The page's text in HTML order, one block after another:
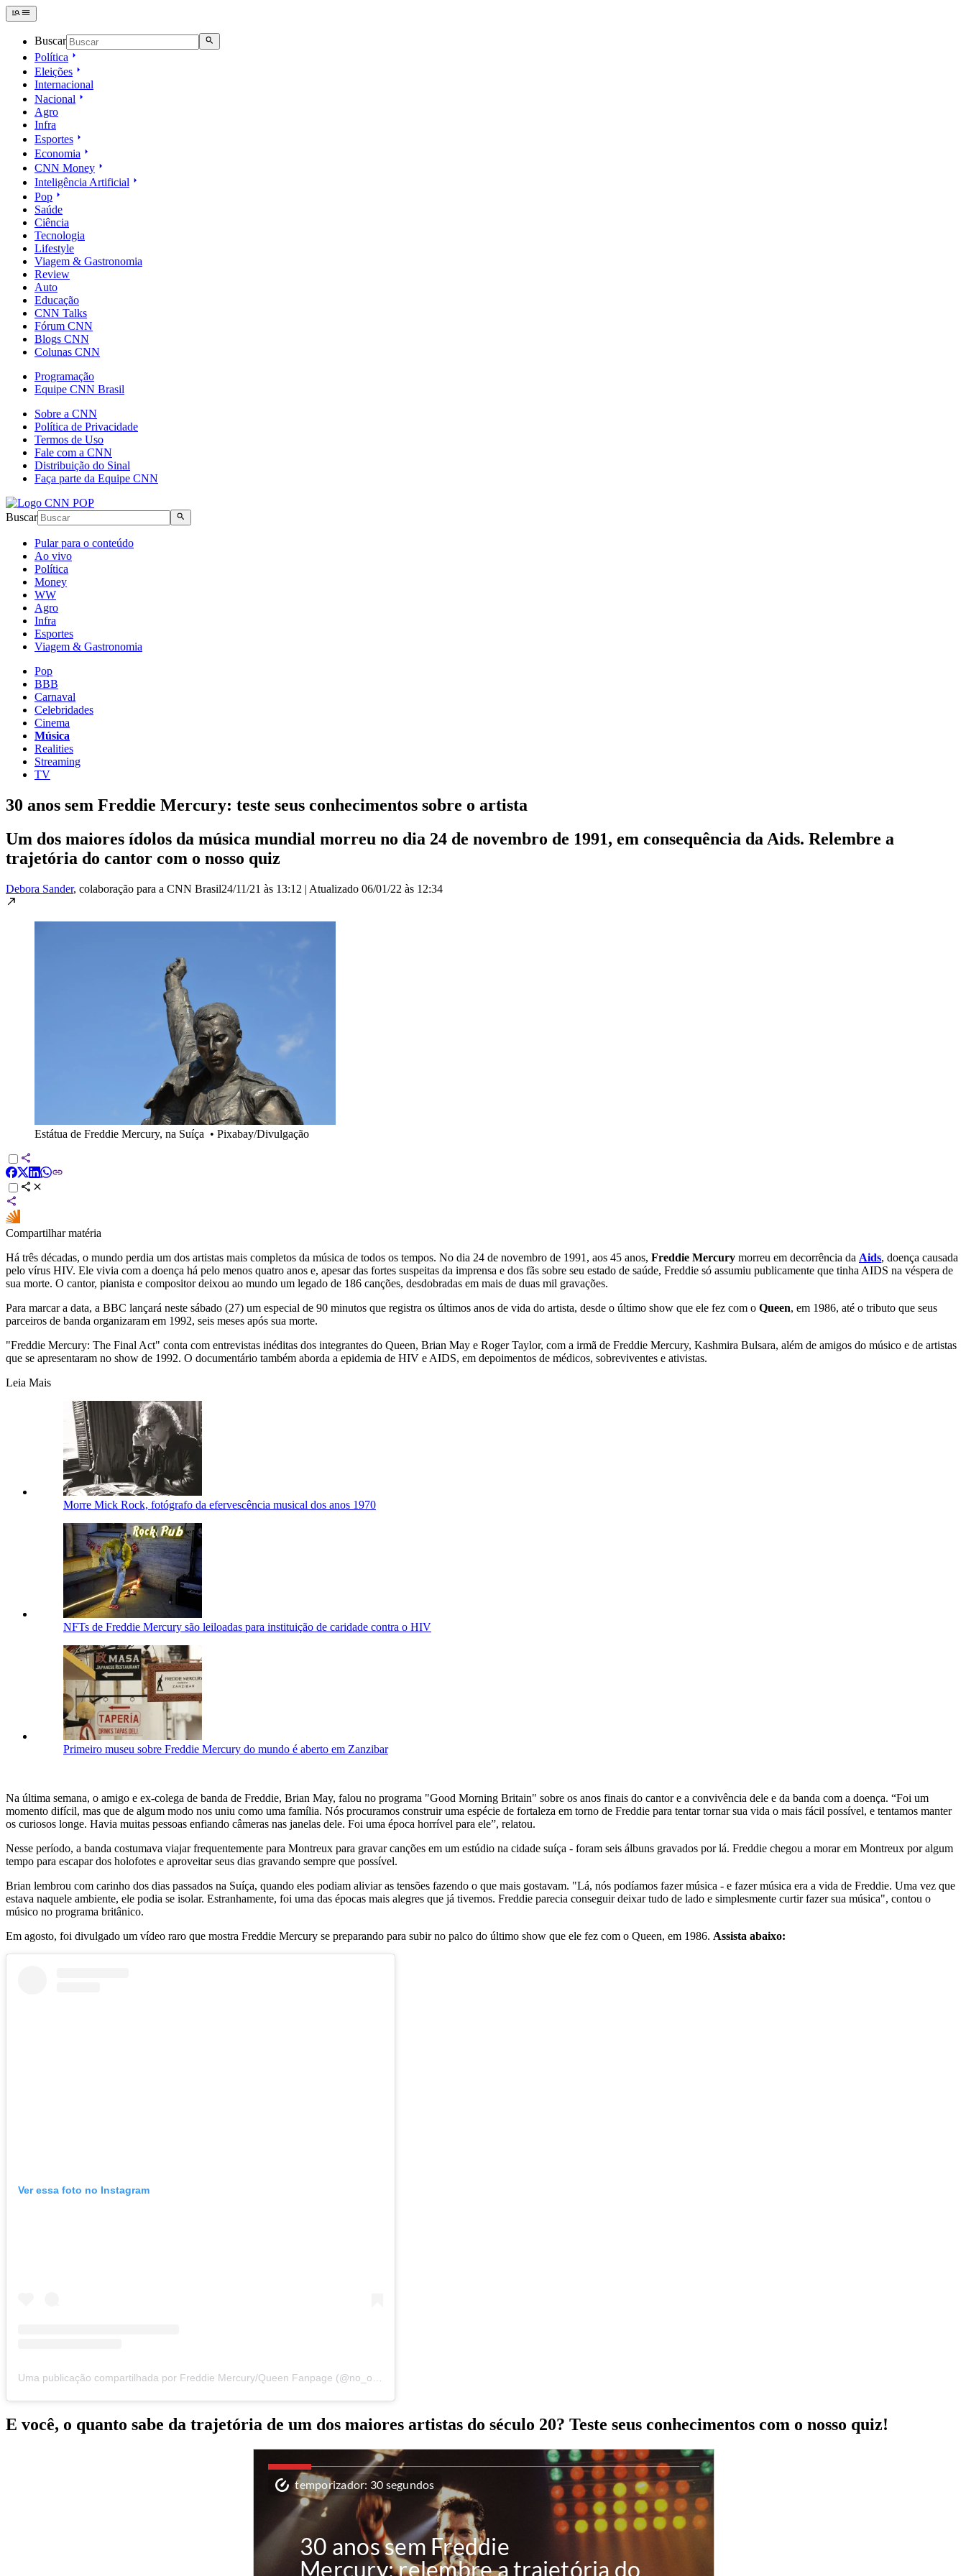
Buscar
Política
Eleições
Internacional
Nacional
Agro
Infra
Esportes
Economia
CNN Money
Inteligência Artificial
Pop
Saúde
Ciência
Tecnologia
Lifestyle
Viagem & Gastronomia
Review
Auto
Educação
CNN Talks
Fórum CNN
Blogs CNN
Colunas CNN
Programação
Equipe CNN Brasil
Sobre a CNN
Política de Privacidade
Termos de Uso
Fale com a CNN
Distribuição do Sinal
Faça parte da Equipe CNN
Buscar
Pular para o conteúdo
Ao vivo
Política
Money
WW
Agro
Infra
Esportes
Viagem & Gastronomia
Pop
BBB
Carnaval
Celebridades
Cinema
Música
Realities
Streaming
TV
30 anos sem Freddie Mercury: teste seus conhecimentos sobre o artista
Um dos maiores ídolos da música mundial morreu no dia 24 de novembro de 1991, em consequência da Aids. Relembre a
trajetória do cantor com o nosso quiz
Debora Sander, colaboração para a CNN Brasil24/11/21 às 13:12 | Atualizado 06/01/22 às 12:34
Estátua de Freddie Mercury, na Suíça • Pixabay/Divulgação
Compartilhar matéria
Há três décadas, o mundo perdia um dos artistas mais completos da música de todos os tempos. No dia 24 de novembro de 1991, aos 45 anos, Freddie Mercury morreu em decorrência da Aids, doença causada
pelo vírus HIV. Ele vivia com a doença há pelo menos quatro anos e, apesar das fortes suspeitas da imprensa e dos fãs sobre seu estado de saúde, Freddie só assumiu publicamente que tinha AIDS na véspera de
sua morte. O cantor, pianista e compositor deixou ao mundo um legado de 186 canções, desdobradas em mais de duas mil gravações.
Para marcar a data, a BBC lançará neste sábado (27) um especial de 90 minutos que registra os últimos anos de vida do artista, desde o último show que ele fez com o Queen, em 1986, até o tributo que seus
parceiros de banda organizaram em 1992, seis meses após sua morte.
"Freddie Mercury: The Final Act" conta com entrevistas inéditas dos integrantes do Queen, Brian May e Roger Taylor, com a irmã de Freddie Mercury, Kashmira Bulsara, além de amigos do músico e de artistas
que se apresentaram no show de 1992. O documentário também aborda a epidemia de HIV e AIDS, em depoimentos de médicos, sobreviventes e ativistas.
Leia Mais
Morre Mick Rock, fotógrafo da efervescência musical dos anos 1970
NFTs de Freddie Mercury são leiloadas para instituição de caridade contra o HIV
Primeiro museu sobre Freddie Mercury do mundo é aberto em Zanzibar
Na última semana, o amigo e ex-colega de banda de Freddie, Brian May, falou no programa "Good Morning Britain" sobre os anos finais do cantor e a convivência dele e da banda com a doença. “Foi um
momento difícil, mas que de algum modo nos uniu como uma família. Nós procuramos construir uma espécie de fortaleza em torno de Freddie para tentar tornar sua vida o mais fácil possível, e tentamos manter
os curiosos longe. Havia muitas pessoas enfiando câmeras nas janelas dele. Foi uma época horrível para ele”, relatou.
Nesse período, a banda costumava viajar frequentemente para Montreux para gravar canções em um estúdio na cidade suíça - foram seis álbuns gravados por lá. Freddie chegou a morar em Montreux por algum
tempo para escapar dos holofotes e aproveitar seus dias gravando sempre que possível.
Brian lembrou com carinho dos dias passados na Suíça, quando eles podiam aliviar as tensões fazendo o que mais gostavam. "Lá, nós podíamos fazer música - e fazer música era a vida de Freddie. Uma vez que
estava naquele ambiente, ele podia se isolar. Estranhamente, foi uma das épocas mais alegres que já tivemos. Freddie parecia conseguir deixar tudo de lado e simplesmente curtir fazer sua música", contou o
músico no programa britânico.
Em agosto, foi divulgado um vídeo raro que mostra Freddie Mercury se preparando para subir no palco do último show que ele fez com o Queen, em 1986. Assista abaixo:
Ver essa foto no Instagram
Uma publicação compartilhada por Freddie Mercury/Queen Fanpage (@no_one_but_freddie)
E você, o quanto sabe da trajetória de um dos maiores artistas do século 20? Teste seus conhecimentos com o nosso quiz!